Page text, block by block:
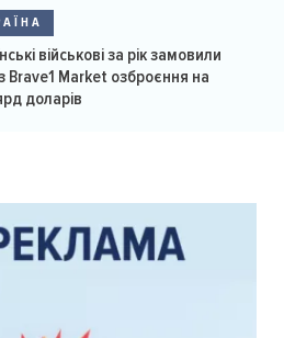
військові за рік замовили
Brave1 Market озброєння на
доларів